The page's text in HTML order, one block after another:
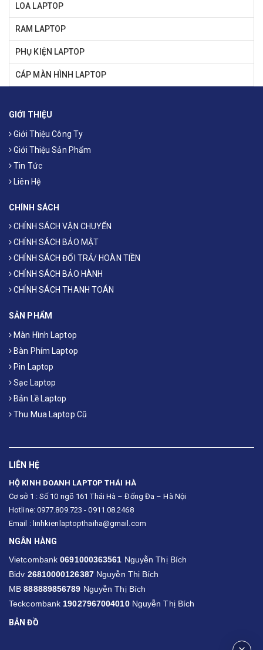
LOA LAPTOP
RAM LAPTOP
PHỤ KIỆN LAPTOP
CÁP MÀN HÌNH LAPTOP
GIỚI THIỆU
Giới Thiệu Công Ty
Giới Thiệu Sản Phẩm
Tin Tức
Liên Hệ
CHÍNH SÁCH
CHÍNH SÁCH VẬN CHUYỂN
CHÍNH SÁCH BẢO MẬT
CHÍNH SÁCH ĐỔI TRẢ/ HOÀN TIỀN
CHÍNH SÁCH BẢO HÀNH
CHÍNH SÁCH THANH TOÁN
SẢN PHẨM
Màn Hình Laptop
Bàn Phím Laptop
Pin Laptop
Sạc Laptop
Bản Lề Laptop
Thu Mua Laptop Cũ
LIÊN HỆ
HỘ KINH DOANH LAPTOP THÁI HÀ
Cơ sở 1 : Số 10 ngõ 161 Thái Hà – Đống Đa – Hà Nội
Hotline: 0977.809.723 - 0911.08.2468
Email : linhkienlaptopthaiha@gmail.com
NGÂN HÀNG
Vietcombank0691000363561 Nguyễn Thị Bích
Bidv 26810000126387Nguyễn Thị Bích
MB888889856789 Nguyễn Thị Bích
Teckcombank19027967004010Nguyễn Thị Bích
BẢN ĐỒ